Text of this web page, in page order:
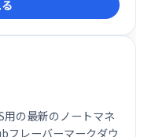
ームメンバーとの連
性を向上させ、円滑な
ールとして、
の最新のノートマネ
フレーバーマークダウ